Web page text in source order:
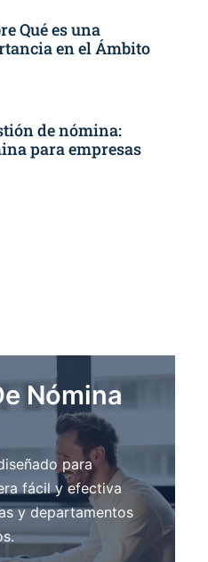
Qué es una
en el Ámbito
de nómina:
para empresas
Nómina
para
fácil y efectiva
y departamentos